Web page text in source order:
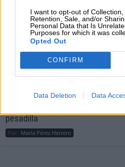
I want to opt-out of Collection,
Retention, Sale, and/or
Personal Data that Is
Purposes for which it was
Opted Out
CONFIRM
Data Deletion Data
El Conflicto de Oriente Medio: Un
Orden Autoritario en
Álvaro Frutos Rosado y Gabinete
Reconquista
pesadilla
Por María Pérez Herrero